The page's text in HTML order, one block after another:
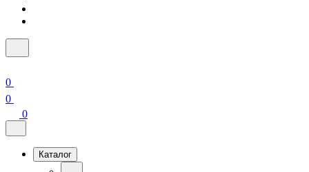
0
0
0
Каталог